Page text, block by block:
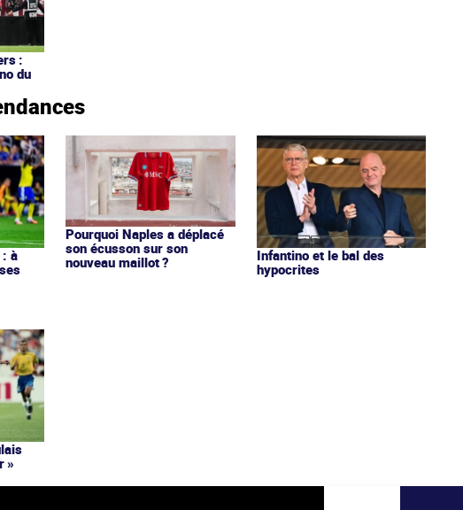
:
du
: à
Pourquoi Naples a déplacé
son écusson sur son
nouveau maillot ?
Infantino et le bal des
hypocrites
»